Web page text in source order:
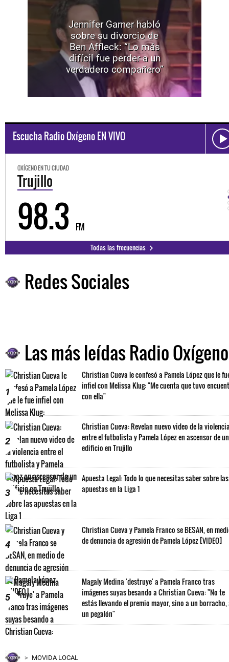
Jennifer Garner habló
sobre su divorcio de
Ben Affleck: “Lo más
difícil fue perder a un
verdadero compañero”
Escucha Radio Oxígeno EN VIVO
OXÍGENO EN TU CIUDAD
Trujillo
98.3 FM
Todas las frecuencias
Redes Sociales
Las más leídas Radio Oxígeno
1
Christian Cueva le confesó a Pamela López que le
infiel con Melissa Klug: "Me cuenta que tuvo
con ella"
2
Christian Cueva: Revelan nuevo video de la
entre el futbolista y Pamela López en ascensor de un
edificio en Trujillo
3
Apuesta Legal: Todo lo que necesitas saber sobre las
apuestas en la Liga 1
4
Christian Cueva y Pamela Franco se BESAN, en
de denuncia de agresión de Pamela López [VIDEO]
5
Magaly Medina 'destruye' a Pamela Franco tras
imágenes suyas besando a Christian Cueva: "No te
estás llevando el premio mayor, sino a un borracho,
un pegalón"
MOVIDA LOCAL